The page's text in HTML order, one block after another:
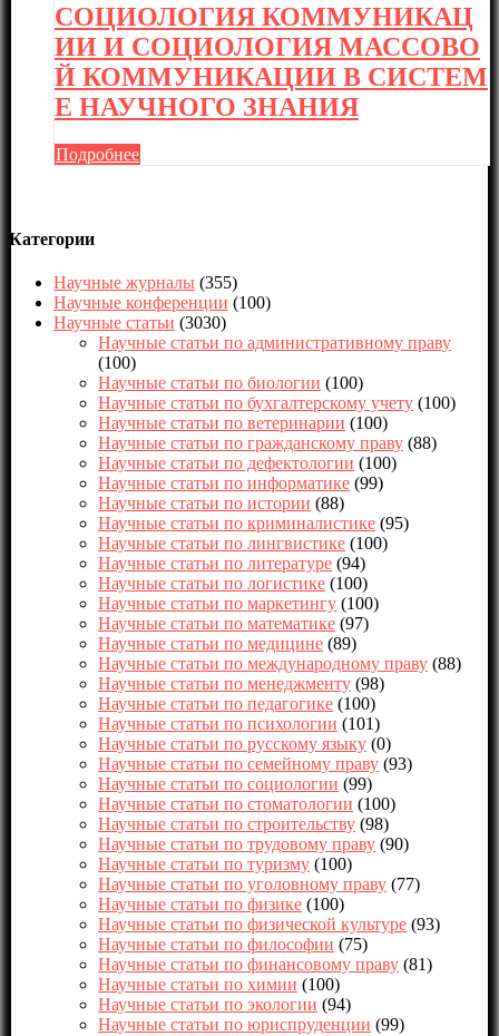
СОЦИОЛОГИЯ КОММУНИКАЦ
ИИ И СОЦИОЛОГИЯ МАССОВО
Й КОММУНИКАЦИИ В СИСТЕМ
Е НАУЧНОГО ЗНАНИЯ
Подробнее
Категории
Научные журналы (355)
Научные конференции (100)
Научные статьи (3030)
Научные статьи по административному праву
(100)
Научные статьи по биологии (100)
Научные статьи по бухгалтерскому учету (100)
Научные статьи по ветеринарии (100)
Научные статьи по гражданскому праву (88)
Научные статьи по дефектологии (100)
Научные статьи по информатике (99)
Научные статьи по истории (88)
Научные статьи по криминалистике (95)
Научные статьи по лингвистике (100)
Научные статьи по литературе (94)
Научные статьи по логистике (100)
Научные статьи по маркетингу (100)
Научные статьи по математике (97)
Научные статьи по медицине (89)
Научные статьи по международному праву (88)
Научные статьи по менеджменту (98)
Научные статьи по педагогике (100)
Научные статьи по психологии (101)
Научные статьи по русскому языку (0)
Научные статьи по семейному праву (93)
Научные статьи по социологии (99)
Научные статьи по стоматологии (100)
Научные статьи по строительству (98)
Научные статьи по трудовому праву (90)
Научные статьи по туризму (100)
Научные статьи по уголовному праву (77)
Научные статьи по физике (100)
Научные статьи по физической культуре (93)
Научные статьи по философии (75)
Научные статьи по финансовому праву (81)
Научные статьи по химии (100)
Научные статьи по экологии (94)
Научные статьи по юриспруденции (99)